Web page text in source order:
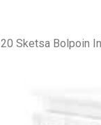
20 Sketsa Bolpoin